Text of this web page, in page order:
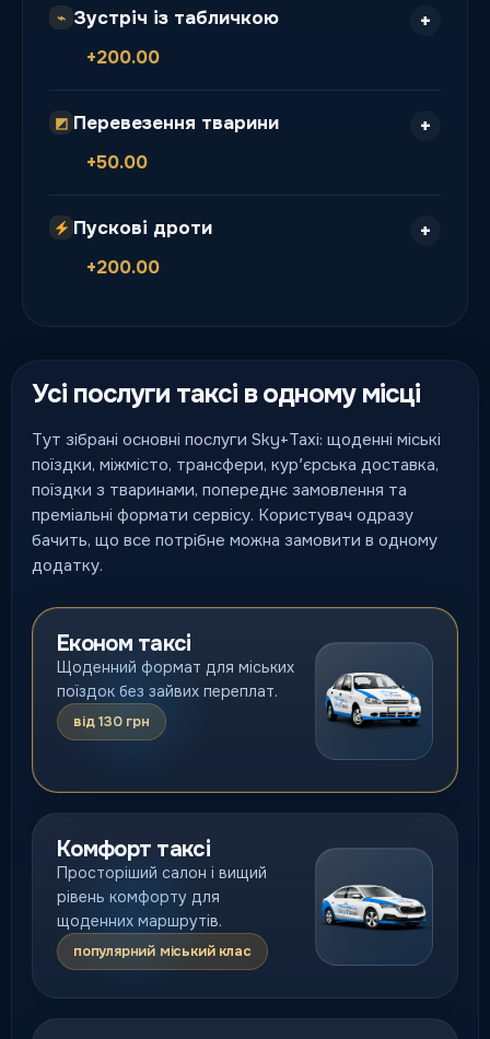
⌁ Зустріч із табличкою
+200.00
◩ Перевезення тварини
+50.00
Пускові дроти
+200.00
Усі послуги таксі в одному місці
Тут зібрані основні послуги Sky+Taxi: щоденні міські
поїздки, міжмісто, трансфери, курʼєрська доставка,
поїздки з тваринами, попереднє замовлення та
преміальні формати сервісу. Користувач одразу
бачить, що все потрібне можна замовити в одному
додатку.
Економ таксі
Щоденний формат для міських
поїздок без зайвих переплат.
від 130 грн
Комфорт таксі
Просторіший салон і вищий
рівень комфорту для
щоденних маршрутів.
популярний міський клас